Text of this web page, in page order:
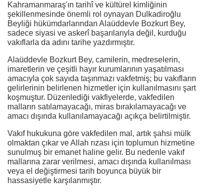
Kahramanmaraş'ın tarihî ve kültürel kimliğinin
şekillenmesinde önemli rol oynayan Dulkadiroğlu
Beyliği hükümdarlarından Alaüddevle Bozkurt Bey,
sadece siyasi ve askerî başarılarıyla değil, kurduğu
vakıflarla da adını tarihe yazdırmıştır.
Alaüddevle Bozkurt Bey, camilerin, medreselerin,
imaretlerin ve çeşitli hayır kurumlarının yaşatılması
amacıyla çok sayıda taşınmazı vakfetmiş; bu vakıfların
gelirlerinin belirlenen hizmetler için kullanılmasını şart
koşmuştur. Düzenlediği vakfiyelerde, vakfedilen
malların satılamayacağı, miras bırakılamayacağı ve
amacı dışında kullanılamayacağı açıkça belirtilmiştir.
Vakıf hukukuna göre vakfedilen mal, artık şahsi mülk
olmaktan çıkar ve Allah rızası için toplumun hizmetine
sunulmuş bir emanet haline gelir. Bu nedenle vakıf
mallarına zarar verilmesi, amacı dışında kullanılması
veya el değiştirmesi tarih boyunca büyük bir
hassasiyetle karşılanmıştır.